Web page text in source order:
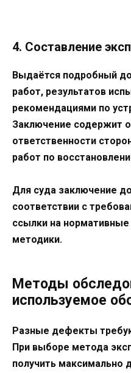
4. Составление
Выдаётся подробный
работ, результатов
рекомендациями по
Заключение содержит
ответственности
работ по
Для суда заключение
соответствии с
ссылки на
методики.
Методы
используемое
Разные дефекты
При выборе метода
получить максимально